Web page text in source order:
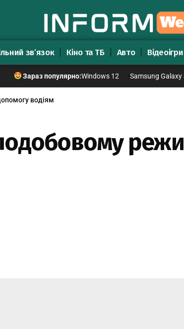
зв’язок Кіно та ТБ Авто Відеоігри
Зараз популярно:Windows 12 Samsung Galaxy
водіям